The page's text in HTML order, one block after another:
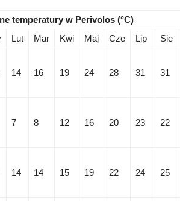
temperatury w Perivolos (°C)
Lut Mar Kwi Maj Cze Lip
Sie
14 16 19 24 28 31 31
7 8 12 16 20 23 22
14 14 15 19 22 24 25